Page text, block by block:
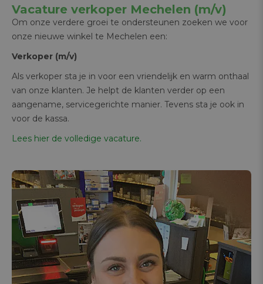
Vacature verkoper Mechelen (m/v)
Om onze verdere groei te ondersteunen zoeken we voor
onze nieuwe winkel te Mechelen een:
Verkoper (m/v)
Als verkoper sta je in voor een vriendelijk en warm onthaal
van onze klanten. Je helpt de klanten verder op een
aangename, servicegerichte manier. Tevens sta je ook in
voor de kassa.
Lees hier de volledige vacature.